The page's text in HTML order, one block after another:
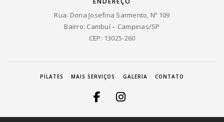
Rua: Dona Josefina Sarmento, Nº 109
Bairro: Cambuí – Campinas/SP
CEP: 13025-260
PILATES MAIS SERVIÇOS GALERIA CONTATO